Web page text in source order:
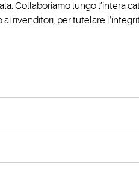
Collaboriamo lungo l’intera
rivenditori, per tutelare